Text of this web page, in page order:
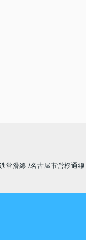
常滑線 名古屋市営桜通線